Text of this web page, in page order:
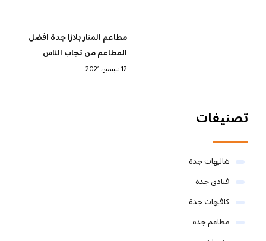
مطاعم المنار بلازا جدة افضل
المطاعم من تجاب الناس
12 سبتمبر، 2021
تصنيفات
شاليهات جدة
فنادق جدة
كافيهات جدة
مطاعم جدة